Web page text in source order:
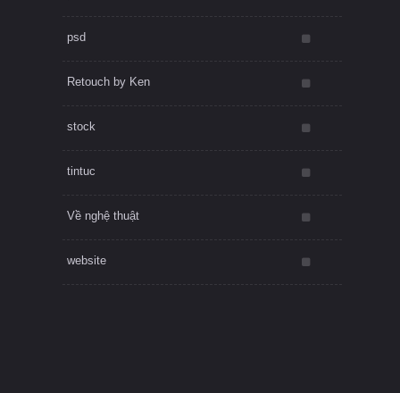
psd
Retouch by Ken
stock
tintuc
Về nghệ thuật
website